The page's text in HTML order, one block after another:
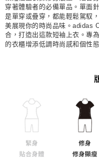
穿著體驗者的必備單品。單面
是單穿或疊穿，都能輕鬆駕馭
美展現你的時尚品味。adidas
合，打造出這款短袖上衣。專
的衣櫃增添低調時尚感和個性